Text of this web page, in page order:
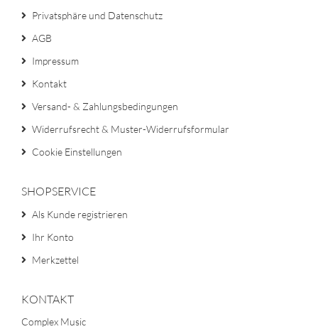
Privatsphäre und Datenschutz
AGB
Impressum
Kontakt
Versand- & Zahlungsbedingungen
Widerrufsrecht & Muster-Widerrufsformular
Cookie Einstellungen
SHOPSERVICE
Als Kunde registrieren
Ihr Konto
Merkzettel
KONTAKT
Complex Music